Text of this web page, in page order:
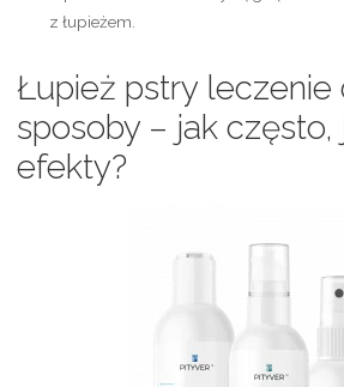
z łupieżem.
Łupież pstry leczenie
sposoby – jak często,
efekty?